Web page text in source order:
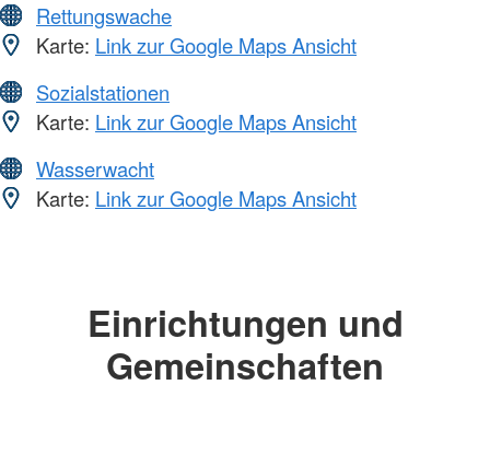
Rettungswache
Karte: Link zur Google Maps Ansicht
Sozialstationen
Karte: Link zur Google Maps Ansicht
Wasserwacht
Karte: Link zur Google Maps Ansicht
Einrichtungen und
Gemeinschaften